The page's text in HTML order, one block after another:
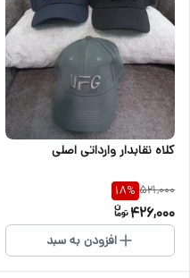
کلاه نقابدار وارداتی اصلی
521,000
18%
426,000
افزودن به سبد